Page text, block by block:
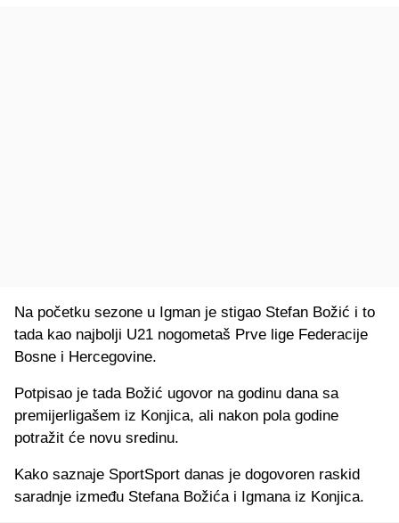
Na početku sezone u Igman je stigao Stefan Božić i to
tada kao najbolji U21 nogometaš Prve lige Federacije
Bosne i Hercegovine.
Potpisao je tada Božić ugovor na godinu dana sa
premijerligašem iz Konjica, ali nakon pola godine
potražit će novu sredinu.
Kako saznaje SportSport danas je dogovoren raskid
saradnje između Stefana Božića i Igmana iz Konjica.